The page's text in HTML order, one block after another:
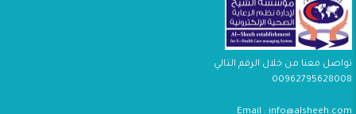
تواصل معنا من خلال الرقم التالي
00962795628008